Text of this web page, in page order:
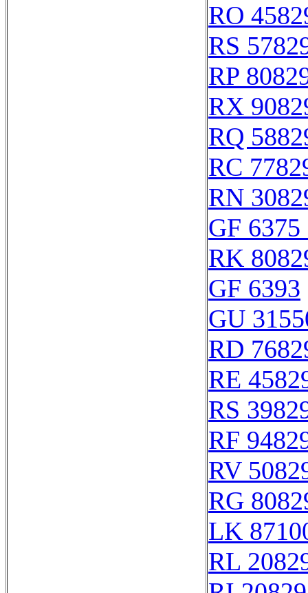
RO
RS
RP
RX
RQ
RC
RN
GF
RK
GF 6393
GU
RD
RE
RS
RF
RV
RG
LK
RL